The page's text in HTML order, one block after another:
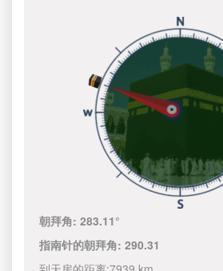
朝拜角:283.11°
指南针的朝拜角:290.31